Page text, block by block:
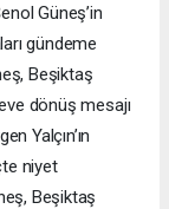
Güneş’in
gündeme
Beşiktaş
dönüş mesajı
Yalçın’ın
niyet
Beşiktaş